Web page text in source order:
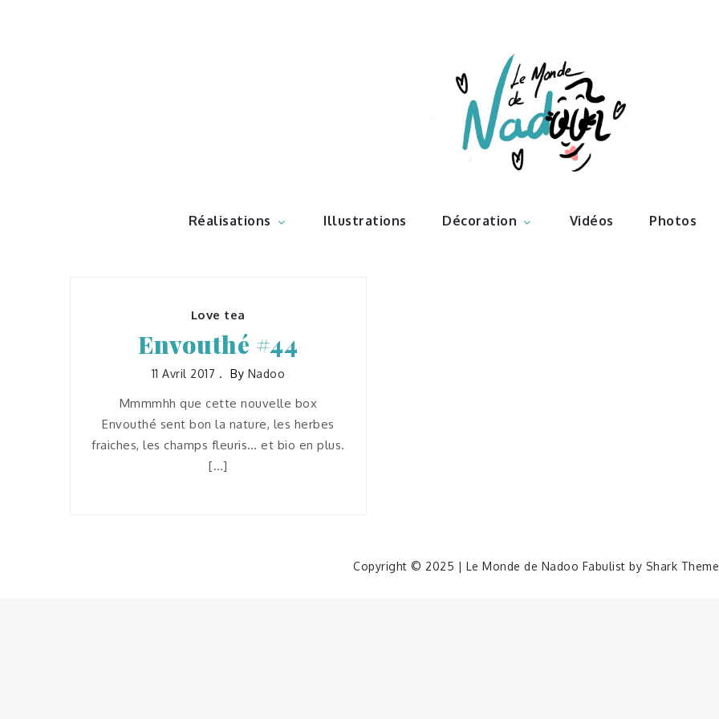
Illustrations – le
Nadoo
Réalisations Illustrations Décoration Vidéos Photos
Love tea
Envouthé #44
11 Avril 2017 By Nadoo
Mmmmhh que cette nouvelle box
Envouthé sent bon la nature, les herbes
fraiches, les champs fleuris… et bio en plus.
[…]
Copyright © 2025 | Le Monde de Nadoo Fabulist by Shark